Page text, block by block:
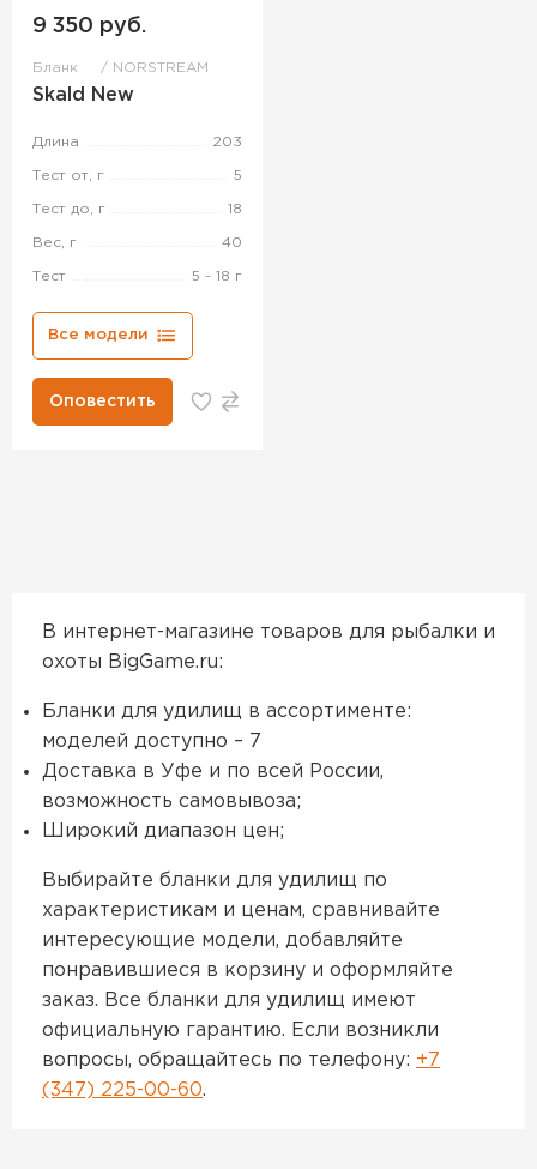
9 350 руб.
Бланк NORSTREAM
Skald New
Длина 203
Тест от, г 5
Тест до, г 18
Вес, г 40
Тест 5 - 18 г
Все модели
Оповестить
В интернет-магазине товаров для рыбалки и
охоты BigGame.ru:
Бланки для удилищ в ассортименте:
моделей доступно – 7
Доставка в Уфе и по всей России,
возможность самовывоза;
Широкий диапазон цен;
Выбирайте бланки для удилищ по
характеристикам и ценам, сравнивайте
интересующие модели, добавляйте
понравившиеся в корзину и оформляйте
заказ. Все бланки для удилищ имеют
официальную гарантию. Если возникли
вопросы, обращайтесь по телефону: +7
(347) 225-00-60.